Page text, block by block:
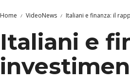
Home VideoNews Italiani e finanza: il
Italiani e